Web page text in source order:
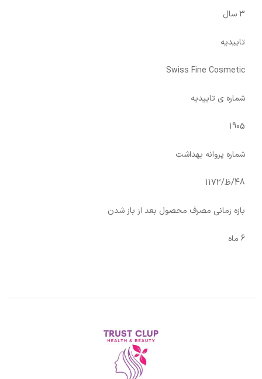
3 سال
تاییدیه
Swiss Fine Cosmetic
شماره ی تاییدیه
1905
شماره پروانه بهداشت
48/ظ/1172
بازه زمانی مصرف محصول بعد از باز شدن
6 ماه